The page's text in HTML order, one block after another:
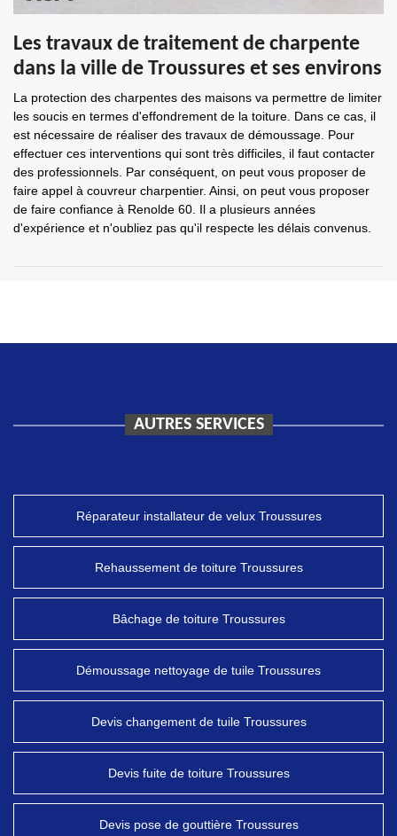
Les travaux de traitement de charpente
dans la ville de Troussures et ses environs
La protection des charpentes des maisons va permettre de limiter
les soucis en termes d'effondrement de la toiture. Dans ce cas, il
est nécessaire de réaliser des travaux de démoussage. Pour
effectuer ces interventions qui sont très difficiles, il faut contacter
des professionnels. Par conséquent, on peut vous proposer de
faire appel à couvreur charpentier. Ainsi, on peut vous proposer
de faire confiance à Renolde 60. Il a plusieurs années
d'expérience et n'oubliez pas qu'il respecte les délais convenus.
AUTRES SERVICES
Réparateur installateur de velux Troussures
Rehaussement de toiture Troussures
Bâchage de toiture Troussures
Démoussage nettoyage de tuile Troussures
Devis changement de tuile Troussures
Devis fuite de toiture Troussures
Devis pose de gouttière Troussures